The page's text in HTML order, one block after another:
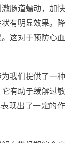
肠道蠕动，加快
有明显效果。降
这对于预防心血
我们提供了一种
有助于缓解过敏
现出了一定的作